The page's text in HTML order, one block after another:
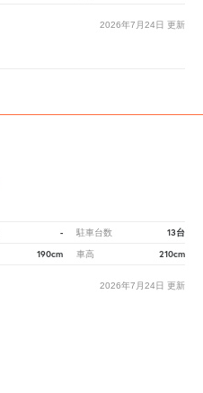
2026年7月24日 更新
- 駐車台数 13台
190cm 車高 210cm
2026年7月24日 更新